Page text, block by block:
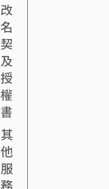
改
名
契
及
授
權
書
其
他
服
務